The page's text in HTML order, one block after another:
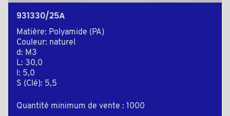
931330/25A
Matière: Polyamide (PA)
Couleur: naturel
d: M3
L: 30,0
l: 5,0
S (Clé): 5,5
Quantité minimum de vente : 1000